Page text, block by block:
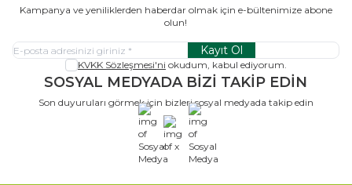
Kampanya ve yeniliklerden haberdar olmak için e-bültenimize abone
olun!
Kayıt Ol
KVKK Sözleşmesi'ni okudum, kabul ediyorum.
SOSYAL MEDYADA BİZİ TAKİP EDİN
Son duyuruları görmek için bizleri sosyal medyada takip edin
x